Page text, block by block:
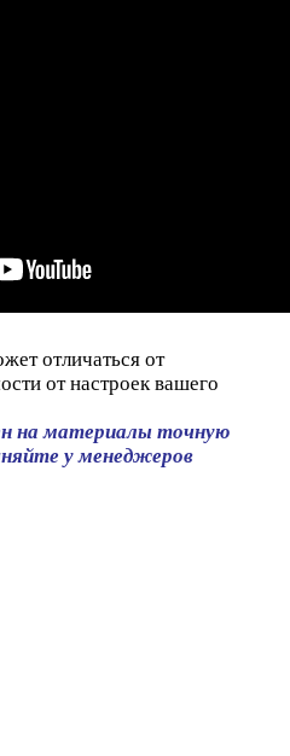
отличаться от
от настроек вашего
на материалы точную
у менеджеров